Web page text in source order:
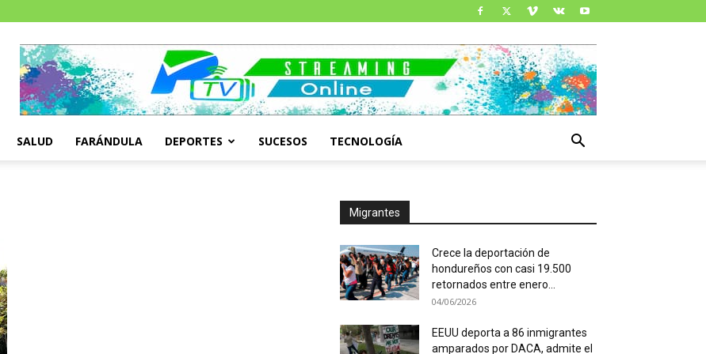
SALUD FARÁNDULA DEPORTES SUCESOS TECNOLOGÍA
Migrantes
Crece la deportación de
hondureños con casi 19.500
retornados entre enero...
04/06/2026
EEUU deporta a 86 inmigrantes
amparados por DACA, admite el